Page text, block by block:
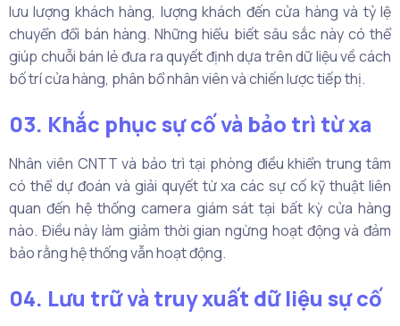
lưu lượng khách hàng, lượng khách đến cửa hàng và tỷ lệ
chuyển đổi bán hàng. Những hiểu biết sâu sắc này có thể
giúp chuỗi bán lẻ đưa ra quyết định dựa trên dữ liệu về cách
bố trí cửa hàng, phân bổ nhân viên và chiến lược tiếp thị.
03. Khắc phục sự cố và bảo trì từ xa
Nhân viên CNTT và bảo trì tại phòng điều khiển trung tâm
có thể dự đoán và giải quyết từ xa các sự cố kỹ thuật liên
quan đến hệ thống camera giám sát tại bất kỳ cửa hàng
nào. Điều này làm giảm thời gian ngừng hoạt động và đảm
bảo rằng hệ thống vẫn hoạt động.
04. Lưu trữ và truy xuất dữ liệu sự cố